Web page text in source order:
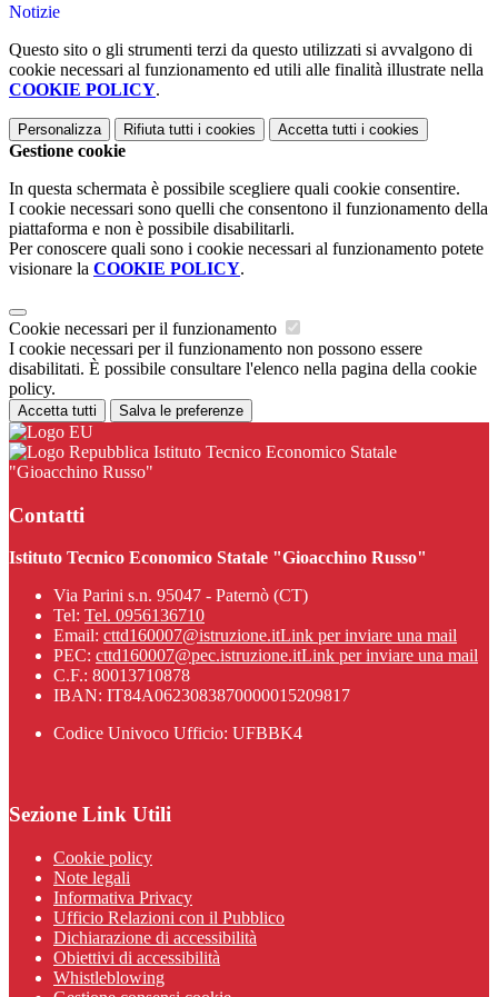
Notizie
Questo sito o gli strumenti terzi da questo utilizzati si avvalgono di
cookie necessari al funzionamento ed utili alle finalità illustrate nella
COOKIE POLICY.
Personalizza Rifiuta tutti i cookies Accetta tutti i cookies
Gestione cookie
In questa schermata è possibile scegliere quali cookie consentire.
I cookie necessari sono quelli che consentono il funzionamento della
piattaforma e non è possibile disabilitarli.
Per conoscere quali sono i cookie necessari al funzionamento potete
visionare la COOKIE POLICY.
Cookie necessari per il funzionamento
I cookie necessari per il funzionamento non possono essere
disabilitati. È possibile consultare l'elenco nella pagina della cookie
policy.
Accetta tutti Salva le preferenze
Istituto Tecnico Economico Statale
"Gioacchino Russo"
Contatti
Istituto Tecnico Economico Statale "Gioacchino Russo"
Via Parini s.n. 95047 - Paternò (CT)
Tel: Tel. 0956136710
Email: cttd160007@istruzione.itLink per inviare una mail
PEC: cttd160007@pec.istruzione.itLink per inviare una mail
C.F.: 80013710878
IBAN: IT84A0623083870000015209817
Codice Univoco Ufficio: UFBBK4
Sezione Link Utili
Cookie policy
Note legali
Informativa Privacy
Ufficio Relazioni con il Pubblico
Dichiarazione di accessibilità
Obiettivi di accessibilità
Whistleblowing